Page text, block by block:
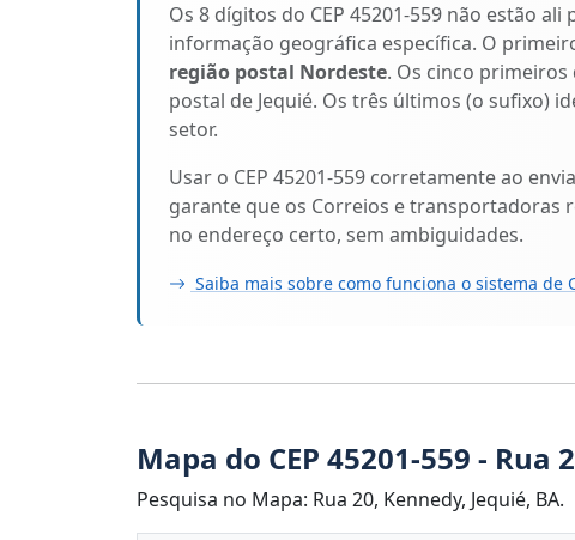
Os 8 dígitos do CEP 45201-559 não estão
informação geográfica específica. O
região postal Nordeste. Os cinco
postal de Jequié. Os três últimos (o sufixo)
setor.
Usar o CEP 45201-559 corretamente ao
garante que os Correios e transportadoras
no endereço certo, sem ambiguidades.
Saiba mais sobre como funciona o sistema de
Mapa do CEP 45201-559 - Rua
Pesquisa no Mapa: Rua 20, Kennedy, Jequié, BA.